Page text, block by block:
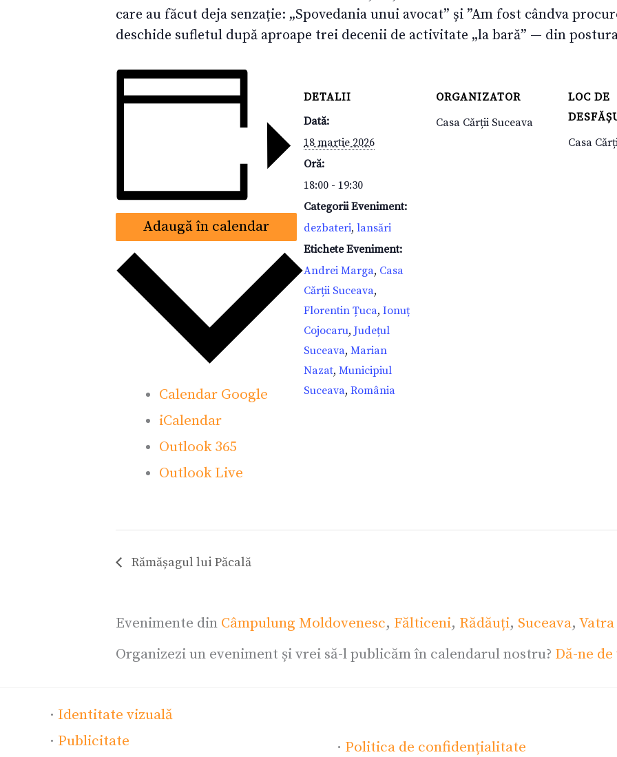
care au făcut deja senzație: „Spovedania unui avocat” și ”Am fost cândva
deschide sufletul după aproape trei decenii de activitate „la bară” — din
Adaugă în calendar
Calendar Google
iCalendar
Outlook 365
Outlook Live
DETALII
Dată:
18 martie 2026
Oră:
18:00 - 19:30
Categorii Eveniment:
dezbateri, lansări
Etichete Eveniment:
Andrei Marga, Casa
Cărții Suceava,
Florentin Țuca, Ionuț
Cojocaru, Județul
Suceava, Marian
Nazat, Municipiul
Suceava, România
ORGANIZATOR
Casa Cărții Suceava
LOC DE
Casa
Rămășagul lui Păcală
Evenimente din Câmpulung Moldovenesc, Fălticeni, Rădăuți, Suceava,
Organizezi un eveniment și vrei să-l publicăm în calendarul nostru? Dă-ne
· Identitate vizuală
· Publicitate · Politica de confidențialitate